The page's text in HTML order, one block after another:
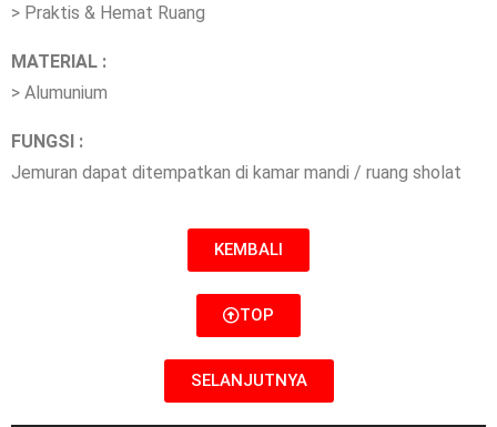
> Praktis & Hemat Ruang
MATERIAL :
> Alumunium
FUNGSI :
Jemuran dapat ditempatkan di kamar mandi / ruang sholat
KEMBALI
TOP
SELANJUTNYA